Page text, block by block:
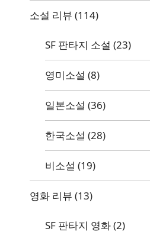
소설 리뷰 (114)
SF 판타지 소설 (23)
영미소설 (8)
일본소설 (36)
한국소설 (28)
비소설 (19)
영화 리뷰 (13)
SF 판타지 영화(2)